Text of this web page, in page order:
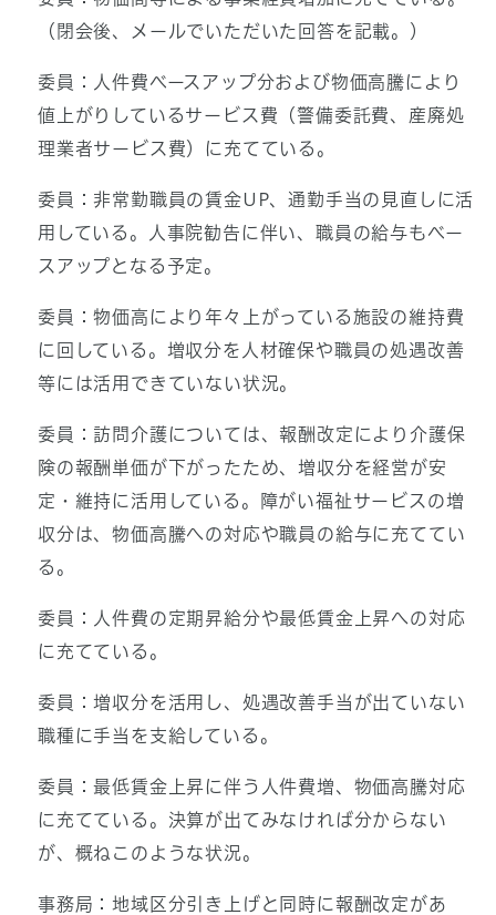
（閉会後、メールでいただいた回答を記載。）
委員：人件費ベースアップ分および物価高騰により
値上がりしているサービス費（警備委託費、産廃処
理業者サービス費）に充てている。
委員：非常勤職員の賃金UP、通勤手当の見直しに活
用している。人事院勧告に伴い、職員の給与もベー
スアップとなる予定。
委員：物価高により年々上がっている施設の維持費
に回している。増収分を人材確保や職員の処遇改善
等には活用できていない状況。
委員：訪問介護については、報酬改定により介護保
険の報酬単価が下がったため、増収分を経営が安
定・維持に活用している。障がい福祉サービスの増
収分は、物価高騰への対応や職員の給与に充ててい
る。
委員：人件費の定期昇給分や最低賃金上昇への対応
に充てている。
委員：増収分を活用し、処遇改善手当が出ていない
職種に手当を支給している。
委員：最低賃金上昇に伴う人件費増、物価高騰対応
に充てている。決算が出てみなければ分からない
が、概ねこのような状況。
事務局：地域区分引き上げと同時に報酬改定があ